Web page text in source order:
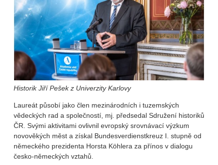
Historik Jiří Pešek z Univerzity Karlovy
Laureát působí jako člen mezinárodních i tuzemských
vědeckých rad a společností, mj. předsedal Sdružení historiků
ČR. Svými aktivitami ovlivnil evropský srovnávací výzkum
novověkých měst a získal Bundesverdienstkreuz I. stupně od
německého prezidenta Horsta Köhlera za přínos v dialogu
česko-německých vztahů.